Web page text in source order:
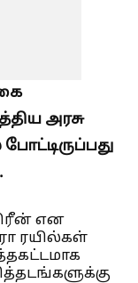
அரசு
என
ரயில்கள்